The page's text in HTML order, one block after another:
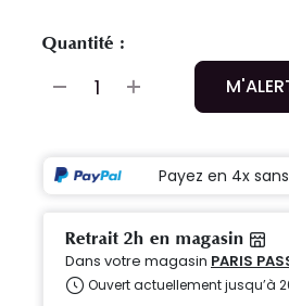
Quantité :
Payez en 4x
Retrait 2h en magasin
Dans votre magasin PARIS
Ouvert actuellement jusqu’à